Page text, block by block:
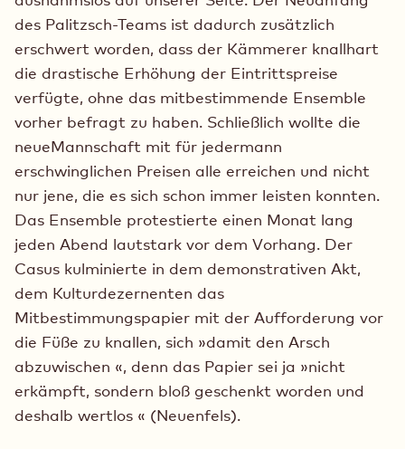
des Palitzsch-Teams ist dadurch zusätzlich
erschwert worden, dass der Kämmerer knallhart
die drastische Erhöhung der Eintrittspreise
verfügte, ohne das mitbestimmende Ensemble
vorher befragt zu haben. Schließlich wollte die
neueMannschaft mit für jedermann
erschwinglichen Preisen alle erreichen und nicht
nur jene, die es sich schon immer leisten konnten.
Das Ensemble protestierte einen Monat lang
jeden Abend lautstark vor dem Vorhang. Der
Casus kulminierte in dem demonstrativen Akt,
dem Kulturdezernenten das
Mitbestimmungspapier mit der Aufforderung vor
die Füße zu knallen, sich »damit den Arsch
abzuwischen «, denn das Papier sei ja »nicht
erkämpft, sondern bloß geschenkt worden und
deshalb wertlos « (Neuenfels).